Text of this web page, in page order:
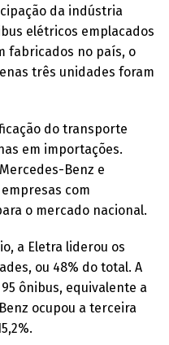
da indústria
elétricos emplacados
fabricados no país, o
três unidades foram
do transporte
em importações.
Benz e
com
o mercado nacional.
a Eletra liderou os
ou 48% do total. A
ônibus, equivalente a
ocupou a terceira